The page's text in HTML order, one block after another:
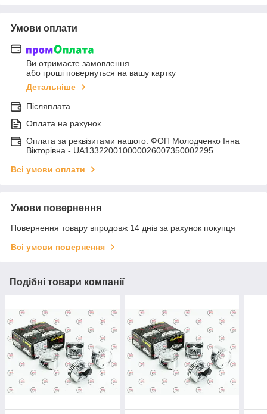
Умови оплати
Ви отримаєте замовлення
або гроші повернуться на вашу картку
Детальніше
Післяплата
Оплата на рахунок
Оплата за реквізитами нашого: ФОП Молодченко Інна
Вікторівна - UA133220010000026007350002295
Всі умови оплати
Умови повернення
Повернення товару впродовж 14 днів за рахунок покупця
Всі умови повернення
Подібні товари компанії